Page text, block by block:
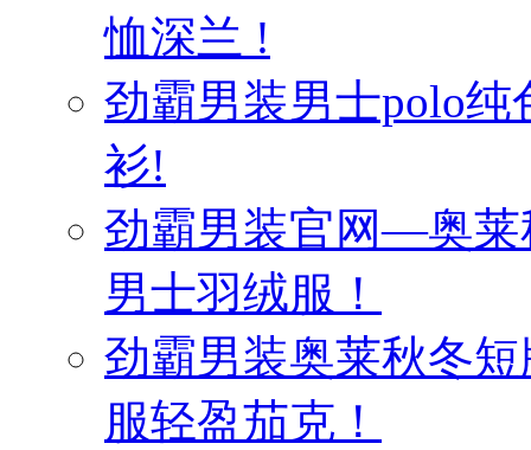
恤深兰 !
劲霸男装男士polo
衫!
劲霸男装官网—奥莱
男士羽绒服！
劲霸男装奥莱秋冬
服轻盈茄克！